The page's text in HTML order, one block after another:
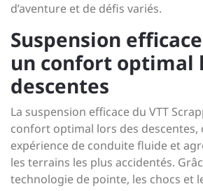
d’aventure et de défis variés.
Suspension
un confort optimal
descentes
La suspension efficace du VTT
confort optimal lors des
expérience de conduite fluide et
les terrains les plus accidentés.
technologie de pointe, les chocs et